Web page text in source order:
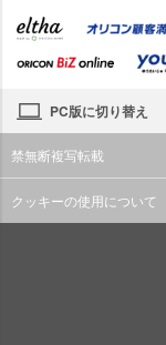
PC版に切り替え
禁無断複写転載
クッキーの使用について